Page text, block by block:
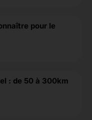
pour le
: de 50 à 300km